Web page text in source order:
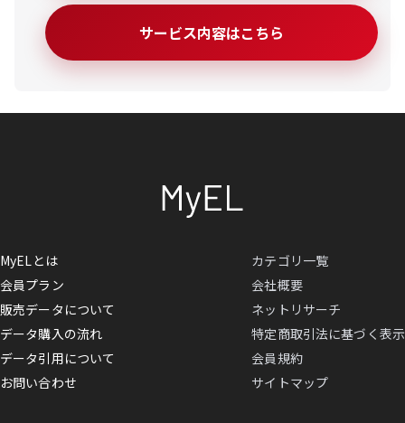
サービス内容はこちら
MyELとは
会員プラン
販売データについて
データ購入の流れ
データ引用について
お問い合わせ
カテゴリ一覧
会社概要
ネットリサーチ
特定商取引法に基づく表示
会員規約
サイトマップ